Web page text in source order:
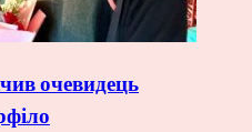
очевидець